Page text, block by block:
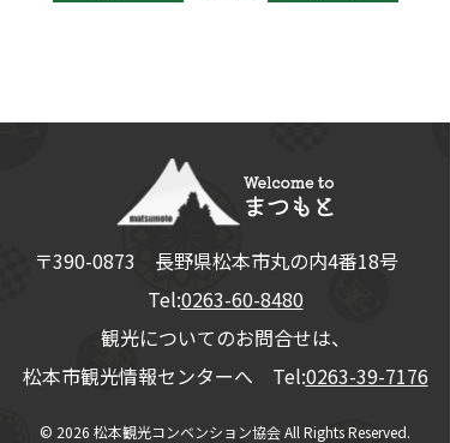
〒390-0873 長野県松本市丸の内4番18号
Tel:0263-60-8480
観光についてのお問合せは、
松本市観光情報センターへ Tel:0263-39-7176
© 2026 松本観光コンベンション協会All Rights Reserved.